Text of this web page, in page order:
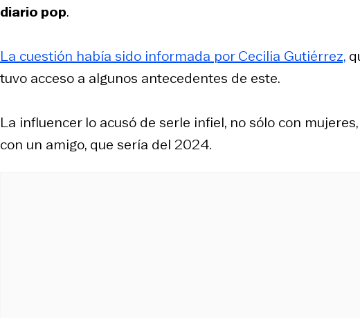
diario pop.
La cuestión había sido informada por Cecilia Gutiérrez,
tuvo acceso a algunos antecedentes de este.
La influencer lo acusó de serle infiel, no sólo con
con un amigo, que sería del 2024.